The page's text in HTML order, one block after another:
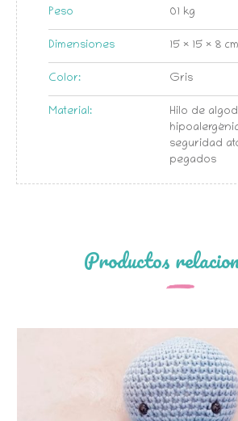
Peso 01 kg
Dimensiones 15 × 15 × 8 cm
Color: Gris
Material:
Hilo de
seguridad
pegados
Productos